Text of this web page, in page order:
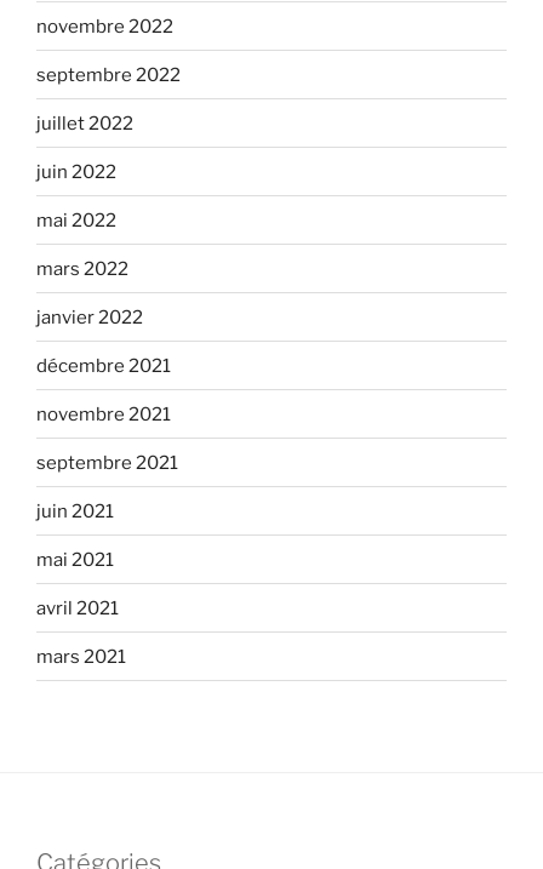
novembre 2022
septembre 2022
juillet 2022
juin 2022
mai 2022
mars 2022
janvier 2022
décembre 2021
novembre 2021
septembre 2021
juin 2021
mai 2021
avril 2021
mars 2021
Catégories